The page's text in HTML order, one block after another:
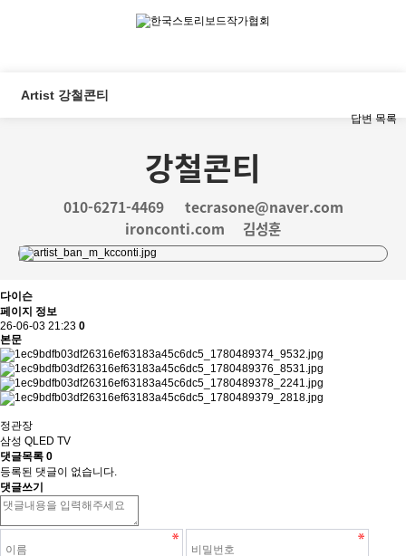
Artist 강철콘티
강철콘티
010-6271-4469
tecrasone@naver.com
ironconti.com
김성훈
답변 목록
다이슨
페이지 정보
26-06-03 21:23 0
본문
정관장
삼성 QLED TV
댓글목록 0
등록된 댓글이 없습니다.
댓글쓰기